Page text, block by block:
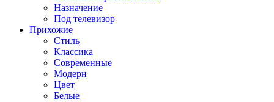
Назначение
Под телевизор
Прихожие
Стиль
Классика
Современные
Модерн
Цвет
Белые